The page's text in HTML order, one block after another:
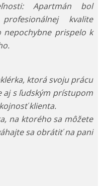
Apartmán bol
kvalite
prispelo k
ktorá svoju prácu
aj s ľudským prístupom
klienta.
na ktorého sa môžete
sa obrátiť na pani